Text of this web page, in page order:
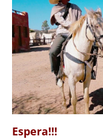
Espera!!!